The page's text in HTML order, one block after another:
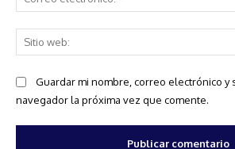
Guardar mi nombre, correo electrónico y
navegador la próxima vez que comente.